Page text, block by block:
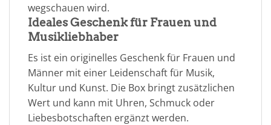
wegschauen wird.
Ideales Geschenk für Frauen und
Musikliebhaber
Es ist ein originelles Geschenk für Frauen und
Männer mit einer Leidenschaft für Musik,
Kultur und Kunst. Die Box bringt zusätzlichen
Wert und kann mit Uhren, Schmuck oder
Liebesbotschaften ergänzt werden.